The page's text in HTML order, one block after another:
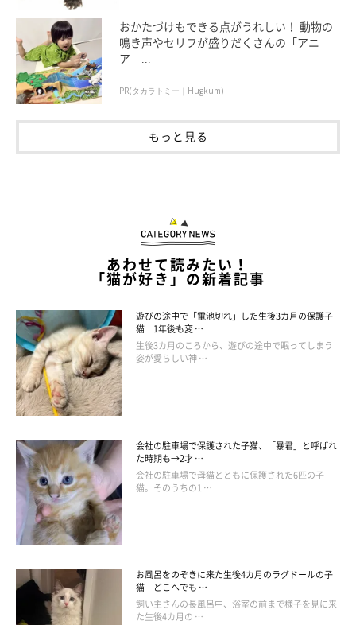
おかたづけもできる点がうれしい！ 動物の
鳴き声やセリフが盛りだくさんの「アニ
ア ...
PR(タカラトミー｜Hugkum)
もっと見る
あわせて読みたい！
「猫が好き」の新着記事
遊びの途中で「電池切れ」した生後3カ月の保護子
猫 1年後も変 …
生後3カ月のころから、遊びの途中で眠ってしまう
姿が愛らしい神 …
会社の駐車場で保護された子猫、「暴君」と呼ばれ
た時期も→2才 …
会社の駐車場で母猫とともに保護された6匹の子
猫。そのうちの1 …
お風呂をのぞきに来た生後4カ月のラグドールの子
猫 どこへでも …
飼い主さんの長風呂中、浴室の前まで様子を見に来
た生後4カ月の …